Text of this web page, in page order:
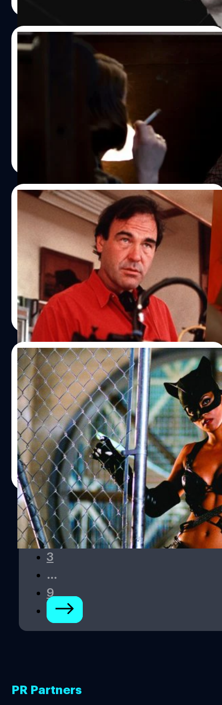
10/09/2024
Cate Blanchett เปิดใจ ไม่มีสตูดิโอไหนกล้าให้
ทุนสร้างหนังเลสเบียน ‘Carol’ เพราะคิดว่าไม่มี
ใครอยากดูผู้หญิง 2 คนรักกัน
เคต แบลนเชตต์ (Cate Blanchett) เปิดใจ ไม่มีสตูดิโอไหน
กล้าให้ทุนสร้างหนังเลสเบียน ‘Carol’ เพราะคิดว่าไม่มีใคร
| 698 days ago
03/09/2024
Oliver Stone เบรก Robert Downey Jr.
พยายามใส่มุกทะลึ่งด้นสดตอนถ่ายหนัง
‘Natural Born Killers’ เพราะไร้สาระเกิน
โอลิเวอร์ สโตน (Oliver Stone) เมาท์ โรเบิร์ต ดาวนีย์ จูเนียร์
(Robert Downey Jr.) พยายามใส่มุกทะลึ่งด้นสดตอนถ่ายหนัง
'Natural Born Killers' แต่ถูกเบรกเพราะมันไร้สาระเกิน
ประภาส อยู่เย็น | 705 days ago
Read More
18/08/2024
Halle Berry เผยใจ อยากลงมือกำกับภาคต่อ
‘Catwoman’ โต้นักวิจารณ์ บางครั้งหนังห่วย
แตกก็ไม่ได้แย่เสมอไป
ฮัลลี แบร์รี (Halle Berry) เผยใจ อยากกำกับภาคต่อนางแมว
'Catwoman' โต้นักวิจารณ์ บางครั้งหนังที่ห่วยก็ไม่ได้แย่เสมอ
ไป
ประภาส อยู่เย็น| 720 days ago
Read More
1
2
3
…
9
PR Partners